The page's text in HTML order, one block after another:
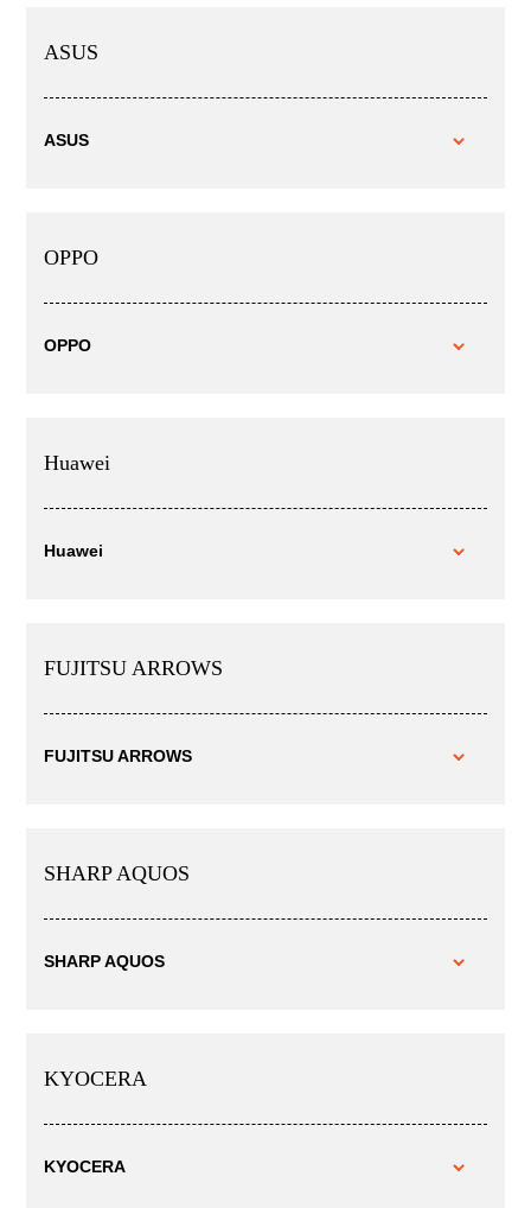
ASUS
ASUS
OPPO
OPPO
Huawei
Huawei
FUJITSU ARROWS
FUJITSU ARROWS
SHARP AQUOS
SHARP AQUOS
KYOCERA
KYOCERA